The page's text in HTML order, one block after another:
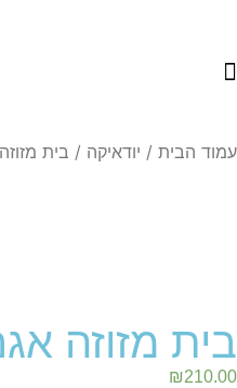
עמוד הבית / יודאיקה / בית
בית מזוזה
₪210.00